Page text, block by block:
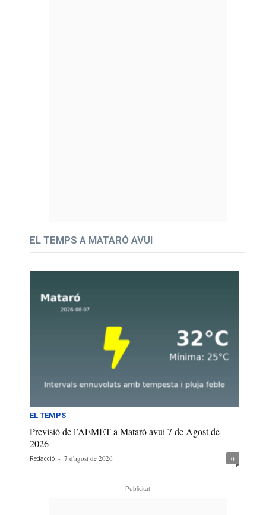
EL TEMPS A MATARÓ AVUI
EL TEMPS
Previsió de l’AEMET a Mataró avui 7 de Agost de
2026
Redacció - 7 d'agost de 2026 0
- Publicitat -